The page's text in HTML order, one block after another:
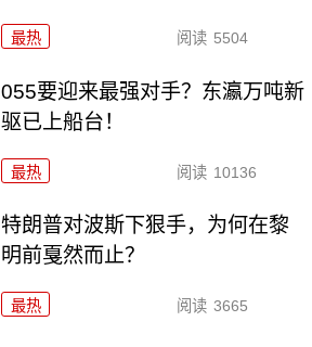
最热 阅读 5504
055要迎来最强对手？东瀛万吨新
驱已上船台！
最热 阅读 10136
特朗普对波斯下狠手，为何在黎
明前戛然而止？
最热 阅读 3665